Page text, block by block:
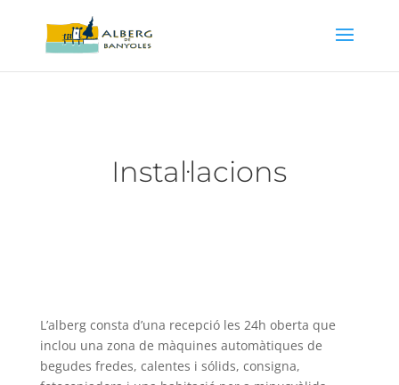
Instal·lacions
L’alberg consta d’una recepció les 24h oberta que
inclou una zona de màquines automàtiques de
begudes fredes, calentes i sólids, consigna,